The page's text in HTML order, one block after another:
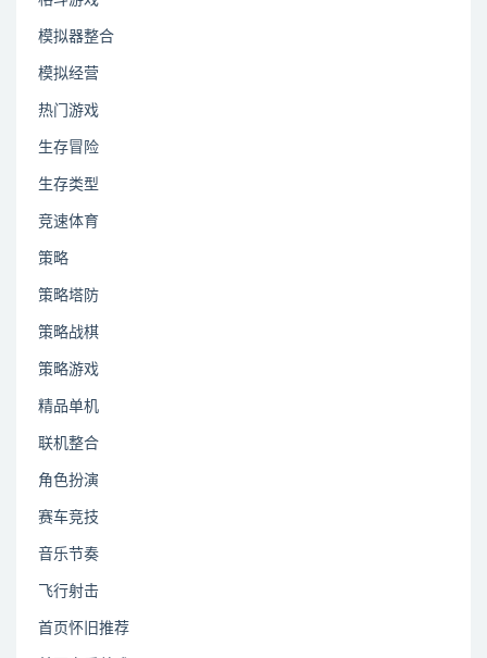
模拟器整合
模拟经营
热门游戏
生存冒险
生存类型
竞速体育
策略
策略塔防
策略战棋
策略游戏
精品单机
联机整合
角色扮演
赛车竞技
音乐节奏
飞行射击
首页怀旧推荐